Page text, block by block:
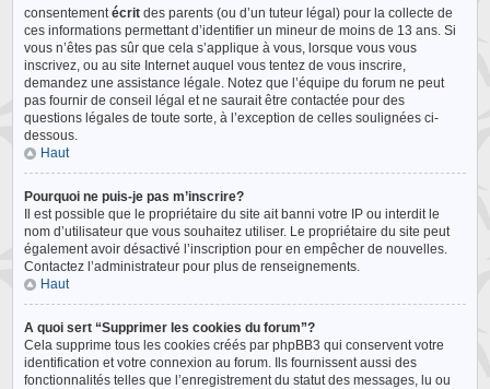
consentementécrit des parents (ou d’un tuteur légal) pour la collecte de
ces informations permettant d’identifier un mineur de moins de 13 ans. Si
vous n’êtes pas sûr que cela s’applique à vous, lorsque vous vous
inscrivez, ou au site Internet auquel vous tentez de vous inscrire,
demandez une assistance légale. Notez que l’équipe du forum ne peut
pas fournir de conseil légal et ne saurait être contactée pour des
questions légales de toute sorte, à l’exception de celles soulignées ci-
dessous.
Haut
Pourquoi ne puis-je pas m’inscrire?
Il est possible que le propriétaire du site ait banni votre IP ou interdit le
nom d’utilisateur que vous souhaitez utiliser. Le propriétaire du site peut
également avoir désactivé l’inscription pour en empêcher de nouvelles.
Contactez l’administrateur pour plus de renseignements.
Haut
A quoi sert “Supprimer les cookies du forum”?
Cela supprime tous les cookies créés par phpBB3 qui conservent votre
identification et votre connexion au forum. Ils fournissent aussi des
fonctionnalités telles que l’enregistrement du statut des messages, lu ou